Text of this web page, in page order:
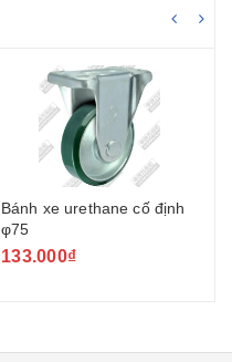
Bánh xe urethane cố định
φ75
133.000₫